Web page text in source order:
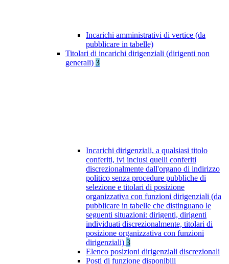
Incarichi amministrativi di vertice (da
pubblicare in tabelle)
Titolari di incarichi dirigenziali (dirigenti non
generali) 3
Incarichi dirigenziali, a qualsiasi titolo
conferiti, ivi inclusi quelli conferiti
discrezionalmente dall'organo di indirizzo
politico senza procedure pubbliche di
selezione e titolari di posizione
organizzativa con funzioni dirigenziali (da
pubblicare in tabelle che distinguano le
seguenti situazioni: dirigenti, dirigenti
individuati discrezionalmente, titolari di
posizione organizzativa con funzioni
dirigenziali) 3
Elenco posizioni dirigenziali discrezionali
Posti di funzione disponibili